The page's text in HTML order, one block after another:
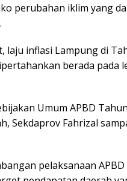
perubahan iklim yang
inflasi Lampung di
berada pada
Umum APBD
Sekdaprov Fahrizal
pelaksanaan APBD